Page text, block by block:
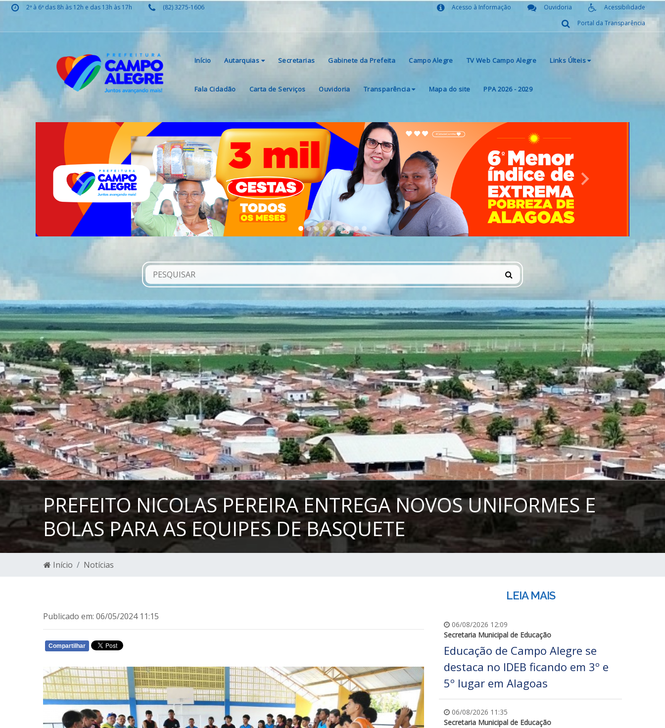
2ª à 6ª das 8h às 12h e das 13h às 17h (82) 3275-1606 Acessibilidade
Ouvidoria
Acesso à Informação
Portal da Transparência
Início Autarquias Secretarias Gabinete da Prefeita Campo Alegre TV Web Campo Alegre Links Últeis
Fala Cidadão Carta de Serviços Ouvidoria Transparência Mapa do site PPA 2026 - 2029
Previous Next
PREFEITO NICOLAS PEREIRA ENTREGA NOVOS UNIFORMES E
BOLAS PARA AS EQUIPES DE BASQUETE
Início Notícias
Publicado em: 06/05/2024 11:15
Compartilhar
LEIA MAIS
06/08/2026 12:09
Secretaria Municipal de Educação
Educação de Campo Alegre se
destaca no IDEB ficando em 3º e
5º lugar em Alagoas
06/08/2026 11:35
Secretaria Municipal de Educação